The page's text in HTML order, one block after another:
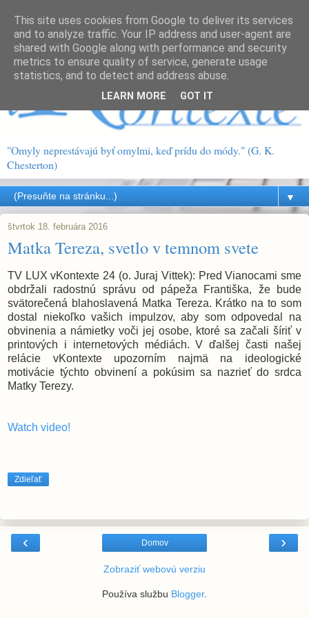
"Omyly neprestávajú byť omylmi, keď prídu do módy." (G. K.
Chesterton)
▼
štvrtok 18. februára 2016
Matka Tereza, svetlo v temnom svete
TV LUX vKontexte 24 (o. Juraj Vittek): Pred Vianocami sme
obdržali radostnú správu od pápeža Františka, že bude
svätorečená blahoslavená Matka Tereza. Krátko na to som
dostal niekoľko vašich impulzov, aby som odpovedal na
obvinenia a námietky voči jej osobe, ktoré sa začali šíriť v
printových i internetových médiách. V ďalšej časti našej
relácie vKontexte upozorním najmä na ideologické
motivácie týchto obvinení a pokúsim sa nazrieť do srdca
Matky Terezy.
Watch video!
Zdieľať
‹ ›
Domov
Zobraziť webovú verziu
Používa službu Blogger.
This site uses cookies from Google to deliver its services
and to analyze traffic. Your IP address and user-agent are
shared with Google along with performance and security
metrics to ensure quality of service, generate usage
statistics, and to detect and address abuse.
LEARN MORE GOT IT